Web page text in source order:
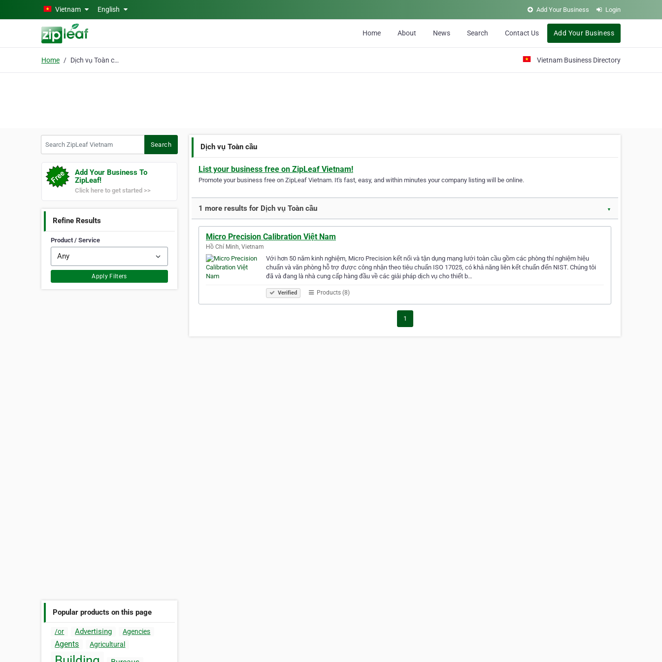
Skip to main contentVietnam English Add Your Business Login
Home About News Search Contact Us Add Your Business
Home Dịch vụ Toàn cầu Vietnam Business Directory
Search
Add Your Business To
ZipLeaf!
Click here to get started >>
Refine Results
Product / Service
Apply Filters
Popular products on this page
/or Advertising Agencies
Agents Agricultural
Dịch vụ Toàn cầu
List your business free on ZipLeaf Vietnam!
Promote your business free on ZipLeaf Vietnam. It's fast, easy, and within minutes your company listing will be online.
1 more results for Dịch vụ Toàn cầu ▼
Micro Precision Calibration Việt Nam
Hồ Chí Minh, Vietnam
Với hơn 50 năm kinh nghiệm, Micro Precision kết nối và tận dụng mạng lưới toàn cầu gồm các phòng thí nghiệm hiệu
chuẩn và văn phòng hỗ trợ được công nhận theo tiêu chuẩn ISO 17025, có khả năng liên kết chuẩn đến NIST. Chúng tôi
đã và đang là nhà cung cấp hàng đầu về các giải pháp dịch vụ cho thiết b…
Verified Products (8)
1